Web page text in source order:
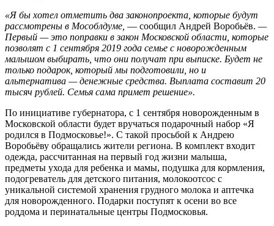
«Я бы хотел отметить два законопроекта, которые будут
рассмотрены в Мособлдуме, — сообщил Андрей Воробьёв. —
Первый — это поправки в закон Московской области, которые
позволят с 1 сентября 2019 года семье с новорожденным
малышом выбирать, что они получат при выписке. Будет не
только подарок, который мы подготовили, но и
альтернатива — денежные средства. Выплата составит 20
тысяч рублей. Семья сама примет решение».
По инициативе губернатора, с 1 сентября новорожденным в
Московской области будет вручаться подарочный набор «Я
родился в Подмосковье!». С такой просьбой к Андрею
Воробьёву обращались жители региона. В комплект входит
одежда, рассчитанная на первый год жизни малыша,
предметы ухода для ребенка и мамы, подушка для кормления,
подогреватель для детского питания, молокоотсос с
уникальной системой хранения грудного молока и аптечка
для новорожденного. Подарки поступят к осени во все
роддома и перинатальные центры Подмосковья.